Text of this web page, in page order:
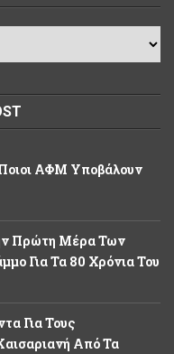
ΑΦΜ Υποβάλουν
Πρώτη Μέρα Των
Για Τα 80 Χρόνια Του
Για Τους
Από Τα